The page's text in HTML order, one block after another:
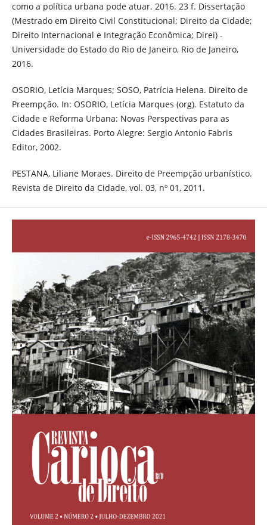
como a política urbana pode atuar. 2016. 23 f. Dissertação
(Mestrado em Direito Civil Constitucional; Direito da Cidade;
Direito Internacional e Integração Econômica; Direi) -
Universidade do Estado do Rio de Janeiro, Rio de Janeiro,
2016.
OSORIO, Letícia Marques; SOSO, Patrícia Helena. Direito de
Preempção. In: OSORIO, Letícia Marques (org). Estatuto da
Cidade e Reforma Urbana: Novas Perspectivas para as
Cidades Brasileiras. Porto Alegre: Sergio Antonio Fabris
Editor, 2002.
PESTANA, Liliane Moraes. Direito de Preempção urbanístico.
Revista de Direito da Cidade, vol. 03, nº 01, 2011.